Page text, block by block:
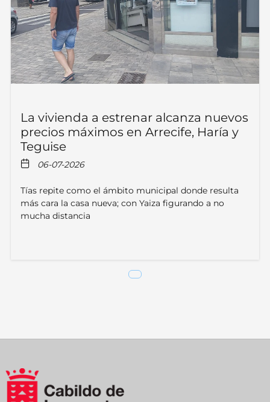
La vivienda a estrenar alcanza nuevos
precios máximos en Arrecife, Haría y
Teguise
06-07-2026
Tías repite como el ámbito municipal donde resulta
más cara la casa nueva; con Yaiza figurando a no
mucha distancia